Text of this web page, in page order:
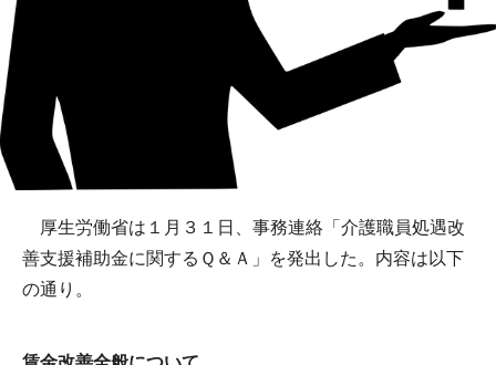
厚生労働省は１月３１日、事務連絡「介護職員処遇改
善支援補助金に関するＱ＆Ａ」を発出した。内容は以下
の通り。